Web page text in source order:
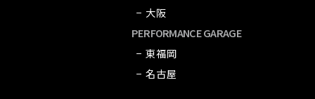
− 大阪
PERFORMANCE GARAGE
− 東福岡
− 名古屋